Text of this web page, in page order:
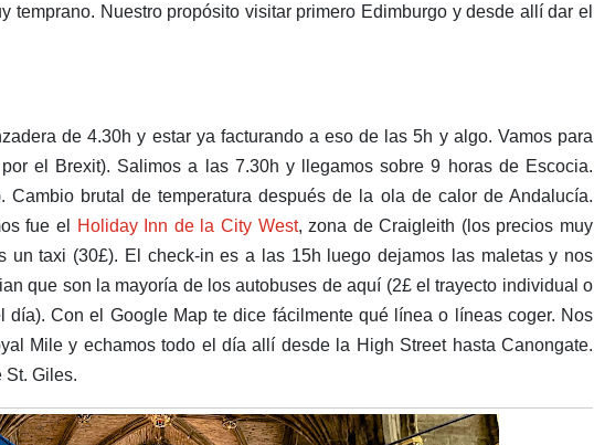
temprano. Nuestro propósito visitar primero Edimburgo y desde allí dar el
de 4.30h y estar ya facturando a eso de las 5h y algo. Vamos para
el Brexit). Salimos a las 7.30h y llegamos sobre 9 horas de Escocia.
Cambio brutal de temperatura después de la ola de calor de Andalucía.
fue el
Holiday Inn de la City West, zona de Craigleith (los precios muy
un taxi (30£). El check-in es a las 15h luego dejamos las maletas y nos
que son la mayoría de los autobuses de aquí (2£ el trayecto individual o
día). Con el Google Map te dice fácilmente qué línea o líneas coger. Nos
Mile y echamos todo el día allí desde la High Street hasta Canongate.
St. Giles.